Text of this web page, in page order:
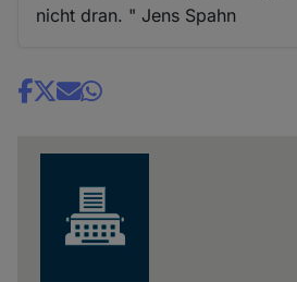
nicht dran. " Jens Spahn
Share